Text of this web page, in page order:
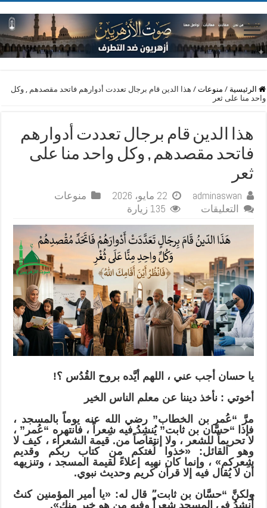
الرئيسية / منوعات / هذا الدين قام برجال تعددت أدوارهم فاتحد مقصدهم , وكل
واحد منا على ثعر
هذا الدين قام برجال تعددت أدوارهم
فاتحد مقصدهم , وكل واحد منا على
ثعر
adminaswan 22 مايو، 2026
منوعات
التعليقات
الدين
قام
تعددت
أدوارهم
فاتحد
مقصدهم
,
وكل
واحد
على
مغلقة
135 زيارة
يا حسان أجب عني ، اللهم أيَّده بروح القُدُس ؟!
أخوتي : نأخذ ديننا عن معلم الناس الخير
مرَّ “عُمر بن الخطاب” رضي الله عنه يوماً بالمسجد ،
فإذا “حسَّان بن ثابت” يُنشِدُ فيه شِعراً ، فانتهره “عُمر” ،
لا تحريماً للشعر ، ولا إنتقاصاً من. قيمة الشعراء ، كيف لا
وهو القائل: «خذوا لُغتكم من كتاب ربكم وقديم
شِعركم» ، وإنما كان نهيه إعلاءً لقيمة المسجد ، وتنزيهه
أن لا يُقال فيه إلا قرآن كريم وحديث نبوي.
ولكنَّ “حسَّان بن ثابت”ٍ قال له: «يا أمير المؤمنين كنتُ
أُنشِدُ في المسجد شِعراً وفيه من هو خير منك».